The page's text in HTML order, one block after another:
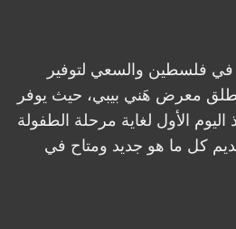
في فلسطين والسعي لتوفير
معرض هَني بيبي، حيث يوفر
الأول لغاية مرحلة الطفولة
كل ما هو جديد ومتاح في